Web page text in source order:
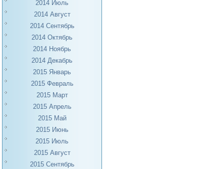
2014 Июль
2014 Август
2014 Сентябрь
2014 Октябрь
2014 Ноябрь
2014 Декабрь
2015 Январь
2015 Февраль
2015 Март
2015 Апрель
2015 Май
2015 Июнь
2015 Июль
2015 Август
2015 Сентябрь